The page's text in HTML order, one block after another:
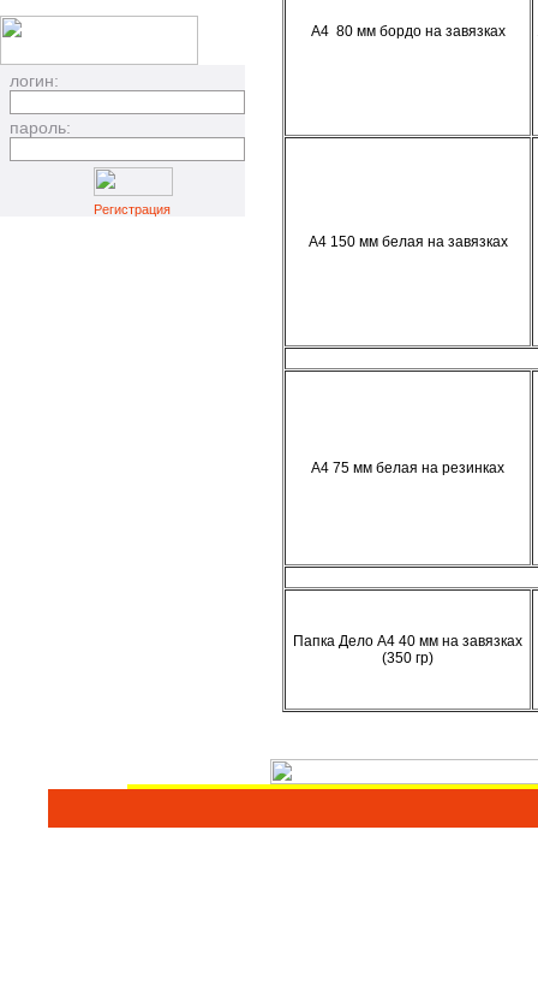
логин:
пароль:
Регистрация
А4 80 мм бордо на завязках
А4 150 мм белая на завязках
А4 75 мм белая на резинках
Папка Дело А4 40 мм на завязках
(350 гр)